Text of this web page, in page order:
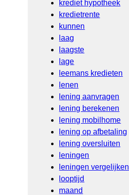
krediet hypotheek
kredietrente
kunnen
laag
laagste
lage
leemans kredieten
lenen
lening aanvragen
lening berekenen
lening mobilhome
lening op afbetaling
lening oversluiten
leningen
leningen vergelijken
looptijd
maand